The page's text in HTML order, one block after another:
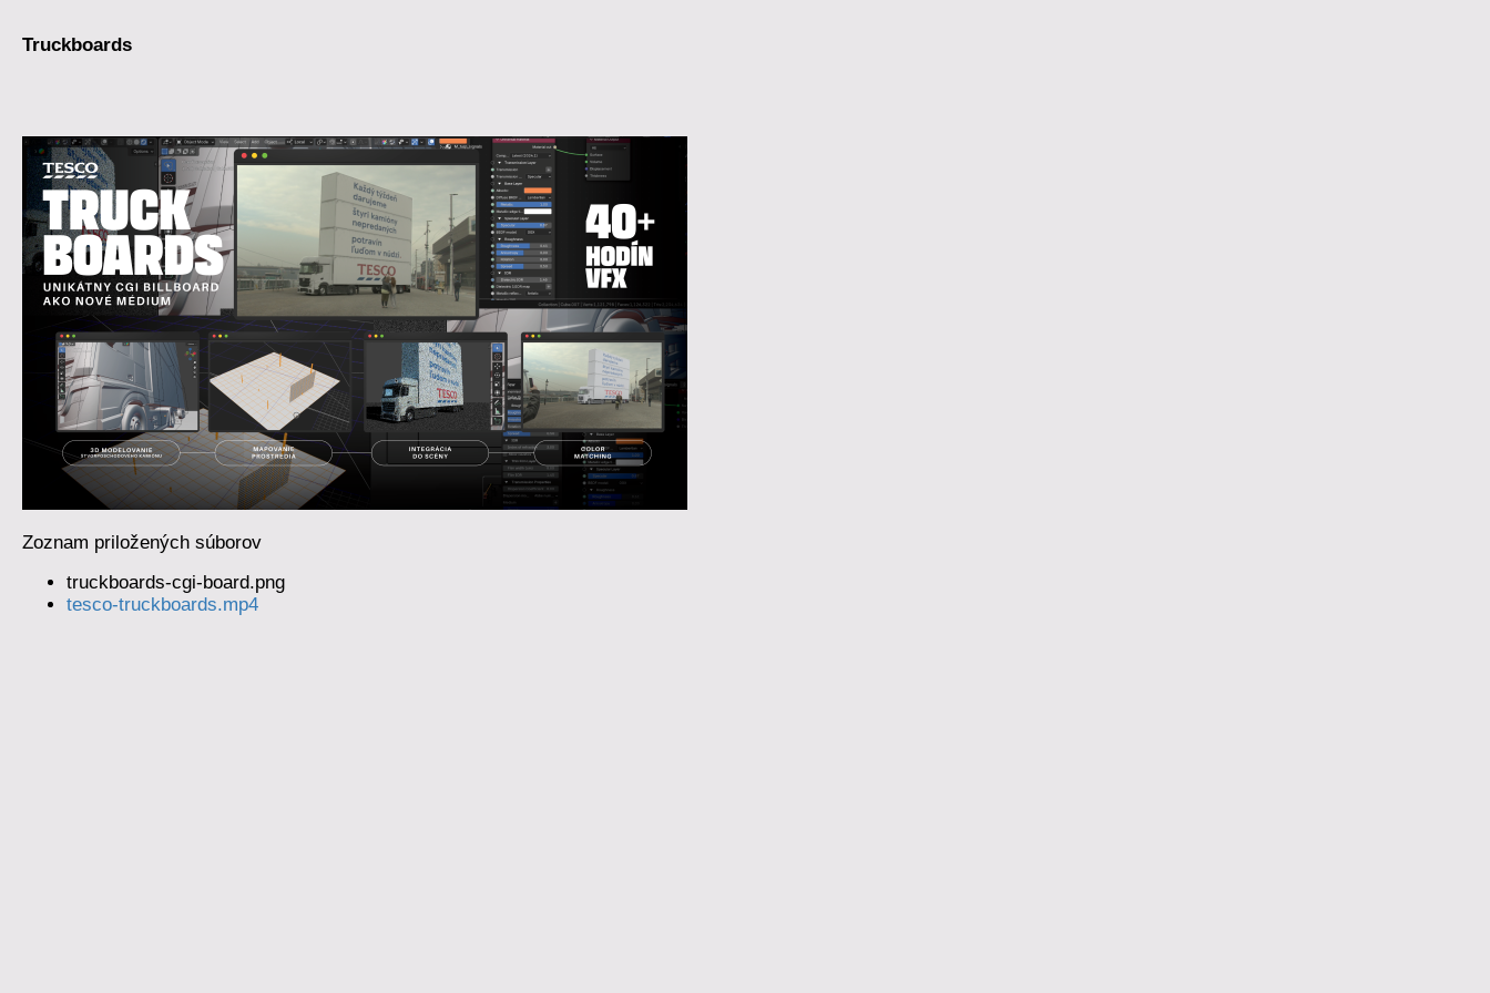
Truckboards
Zoznam priložených súborov
truckboards-cgi-board.png
tesco-truckboards.mp4